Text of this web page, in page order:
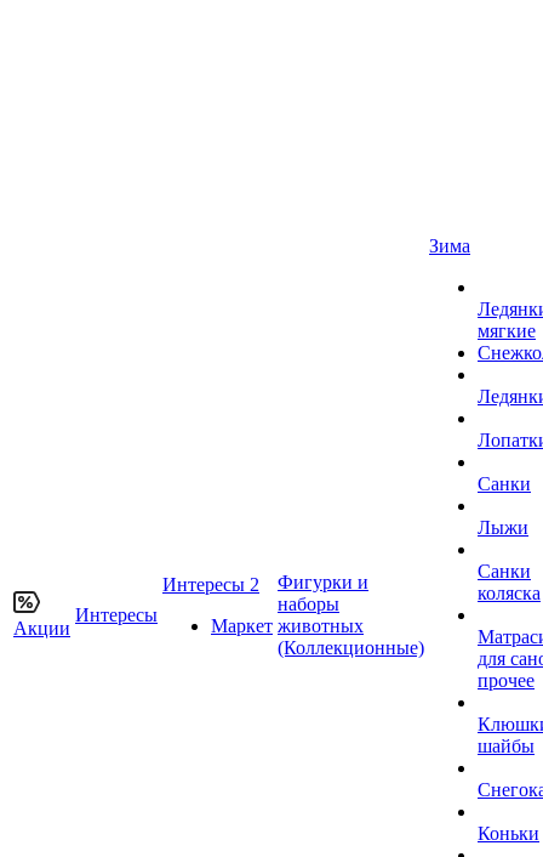
Акции
Интересы
Интересы 2
Маркет
Фигурки и
наборы
животных
(Коллекционные)
Зима
мягкие
Санки
Лыжи
Санки
коляска
для
прочее
шайбы
Коньки